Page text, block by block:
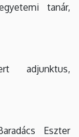
tanár,
adjunktus,
Eszter